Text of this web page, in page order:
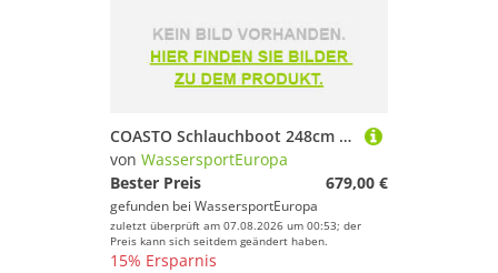
COASTO Schlauchboot 248cm Dropstitch Beiboot Dingi Motorboot Ruderboot
von WassersportEuropa
Bester Preis
679,00 €
gefunden bei WassersportEuropa
zuletzt überprüft am 07.08.2026 um 00:53; der
Preis kann sich seitdem geändert haben.
15% Ersparnis